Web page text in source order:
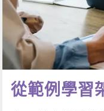
從範例學習